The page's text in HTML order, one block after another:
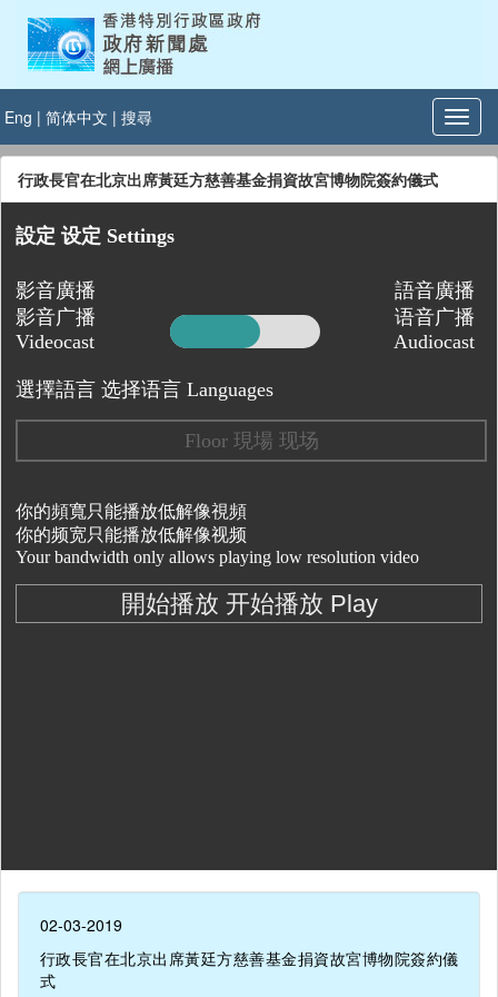
Eng | 简体中文 | 搜尋
行政長官在北京出席黃廷方慈善基金捐資故宮博物院簽約儀式
02-03-2019
行政長官在北京出席黃廷方慈善基金捐資故宮博物院簽約儀
式